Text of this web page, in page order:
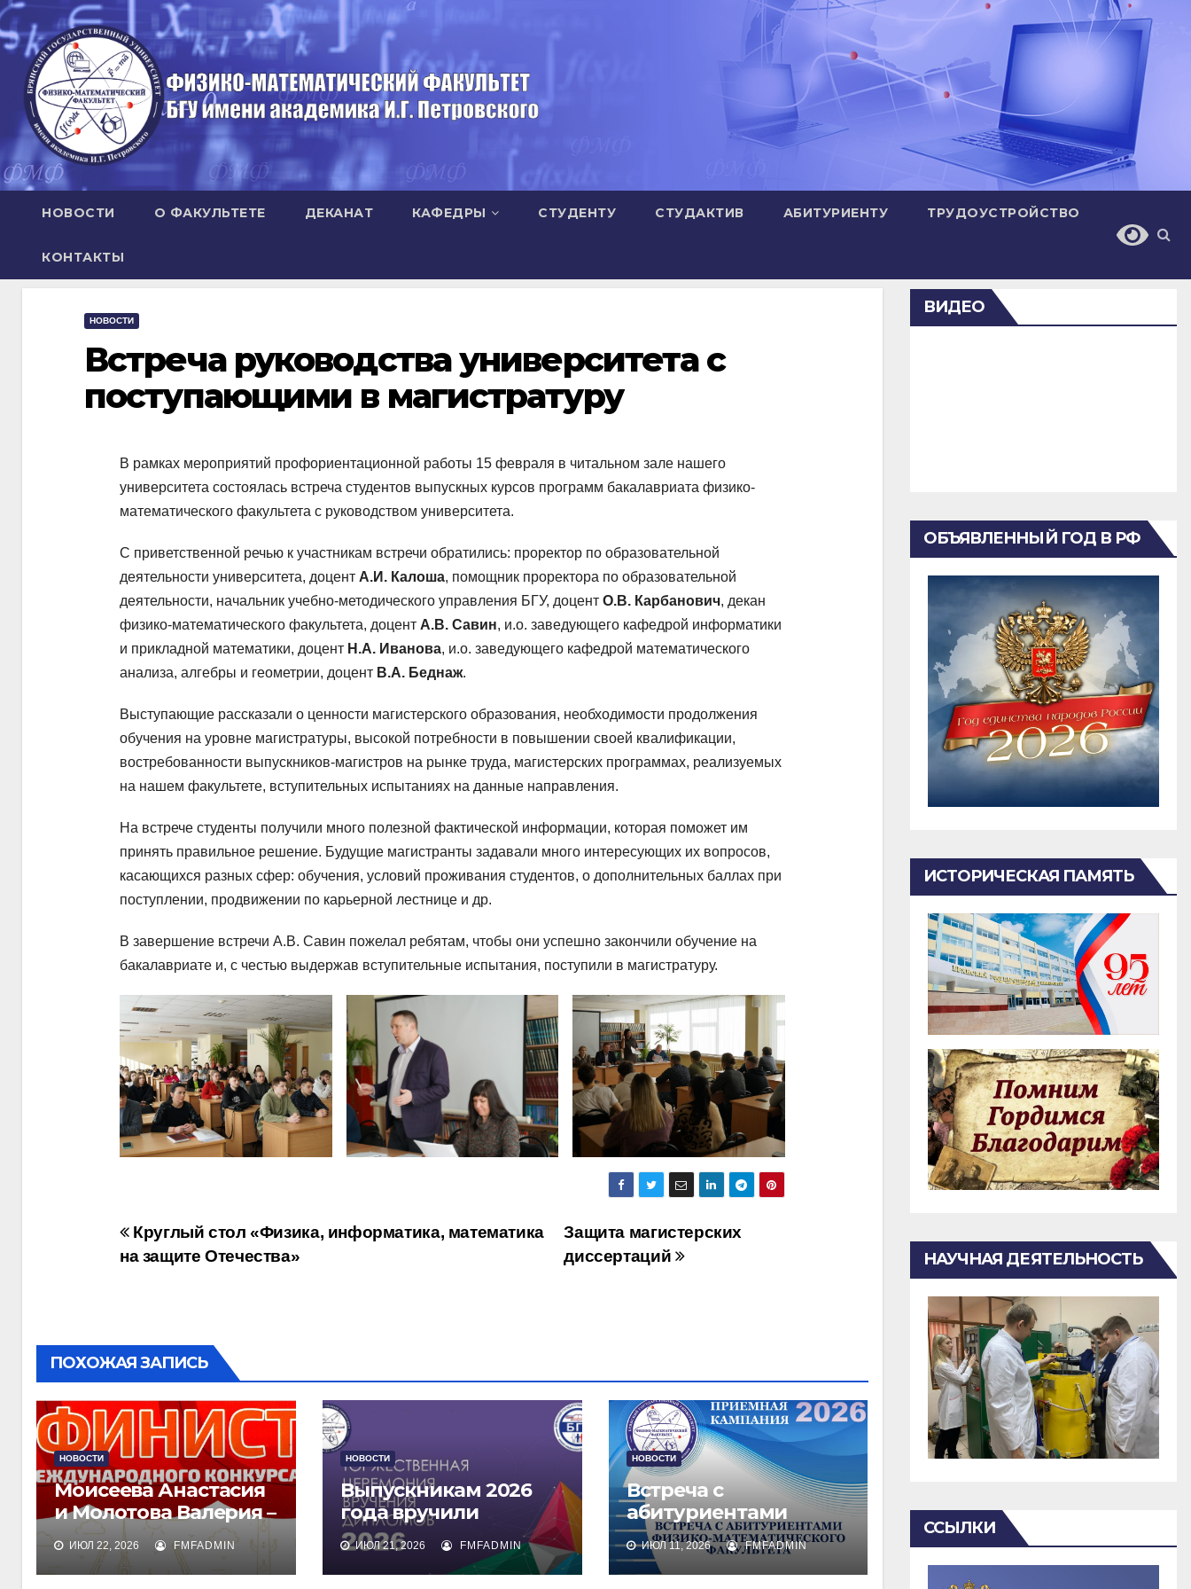
Перейти
к
содержимому
НОВОСТИ О ФАКУЛЬТЕТЕ ДЕКАНАТ КАФЕДРЫ СТУДЕНТУ СТУДАКТИВ АБИТУРИЕНТУ ТРУДОУСТРОЙСТВО
КОНТАКТЫ
НОВОСТИ
Встреча руководства университета с
поступающими в магистратуру
В рамках мероприятий профориентационной работы 15 февраля в читальном зале нашего
университета состоялась встреча студентов выпускных курсов программ бакалавриата физико-
математического факультета с руководством университета.
С приветственной речью к участникам встречи обратились: проректор по образовательной
деятельности университета, доцент А.И. Калоша, помощник проректора по образовательной
деятельности, начальник учебно-методического управления БГУ, доцент О.В. Карбанович, декан
физико-математического факультета, доцент А.В. Савин, и.о. заведующего кафедрой информатики
и прикладной математики, доцент Н.А. Иванова, и.о. заведующего кафедрой математического
анализа, алгебры и геометрии, доцент В.А. Беднаж.
Выступающие рассказали о ценности магистерского образования, необходимости продолжения
обучения на уровне магистратуры, высокой потребности в повышении своей квалификации,
востребованности выпускников-магистров на рынке труда, магистерских программах, реализуемых
на нашем факультете, вступительных испытаниях на данные направления.
На встрече студенты получили много полезной фактической информации, которая поможет им
принять правильное решение. Будущие магистранты задавали много интересующих их вопросов,
касающихся разных сфер: обучения, условий проживания студентов, о дополнительных баллах при
поступлении, продвижении по карьерной лестнице и др.
В завершение встречи А.В. Савин пожелал ребятам, чтобы они успешно закончили обучение на
бакалавриате и, с честью выдержав вступительные испытания, поступили в магистратуру.
Навигация
Защита магистерских
диссертаций
Круглый стол «Физика, информатика, математика
на защите Отечества»
ПОХОЖАЯ ЗАПИСЬ
НОВОСТИ
Моисеева Анастасия
и Молотова Валерия –
лауреаты
международного
конкурса талантов
ИЮЛ 22, 2026 FMFADMIN
НОВОСТИ
Выпускникам 2026
года вручили
дипломы о высшем
образовании
ИЮЛ 21, 2026 FMFADMIN
НОВОСТИ
Встреча с
абитуриентами
физико-
математического
факультета и их
ИЮЛ 11, 2026 FMFADMIN
ВИДЕО
ОБЪЯВЛЕННЫЙ ГОД В РФ
ИСТОРИЧЕСКАЯ ПАМЯТЬ
НАУЧНАЯ ДЕЯТЕЛЬНОСТЬ
ССЫЛКИ